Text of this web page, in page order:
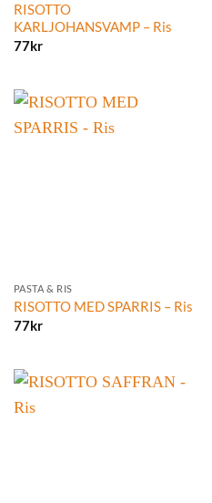
RISOTTO
KARLJOHANSVAMP – Ris
77kr
PASTA & RIS
RISOTTO MED SPARRIS – Ris
77kr